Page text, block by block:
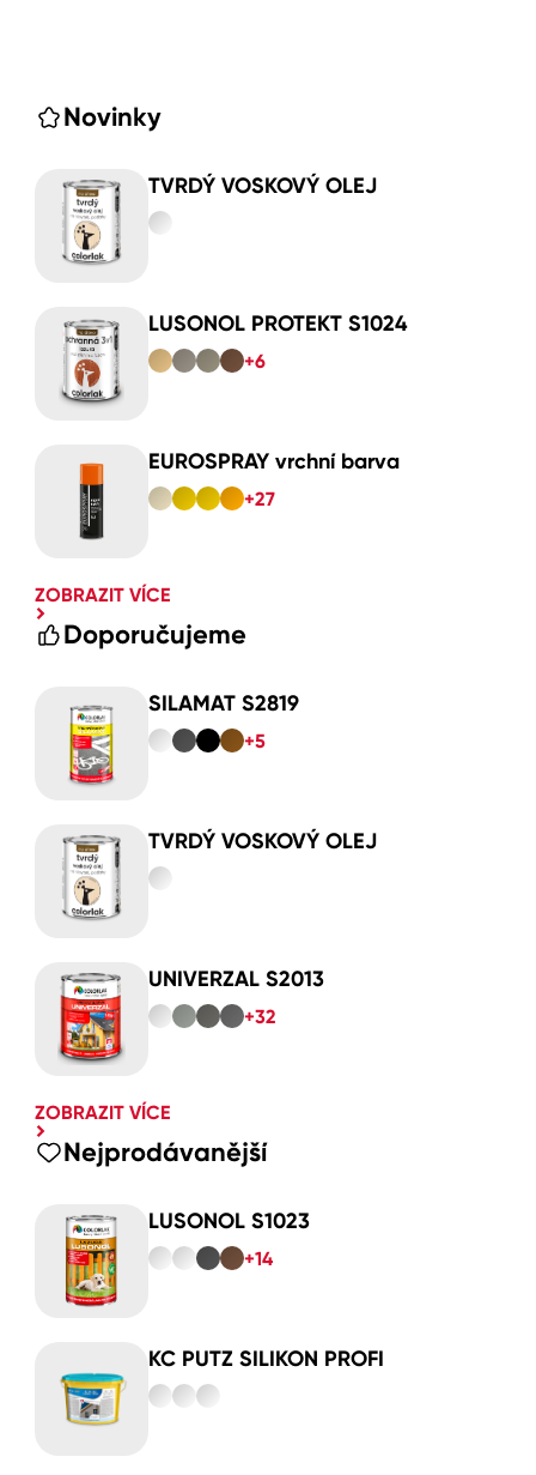
Novinky
TVRDÝ VOSKOVÝ OLEJ
LUSONOL PROTEKT S1024
+6
EUROSPRAY vrchní barva
+27
ZOBRAZIT VÍCE
Doporučujeme
SILAMAT S2819
+5
TVRDÝ VOSKOVÝ OLEJ
UNIVERZAL S2013
+32
ZOBRAZIT VÍCE
Nejprodávanější
LUSONOL S1023
+14
KC PUTZ SILIKON PROFI